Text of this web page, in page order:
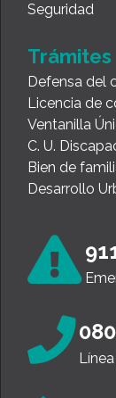
Seguridad
Trámites
Defensa del
Licencia de
Ventanilla
C. U.
Bien de
Desarrollo